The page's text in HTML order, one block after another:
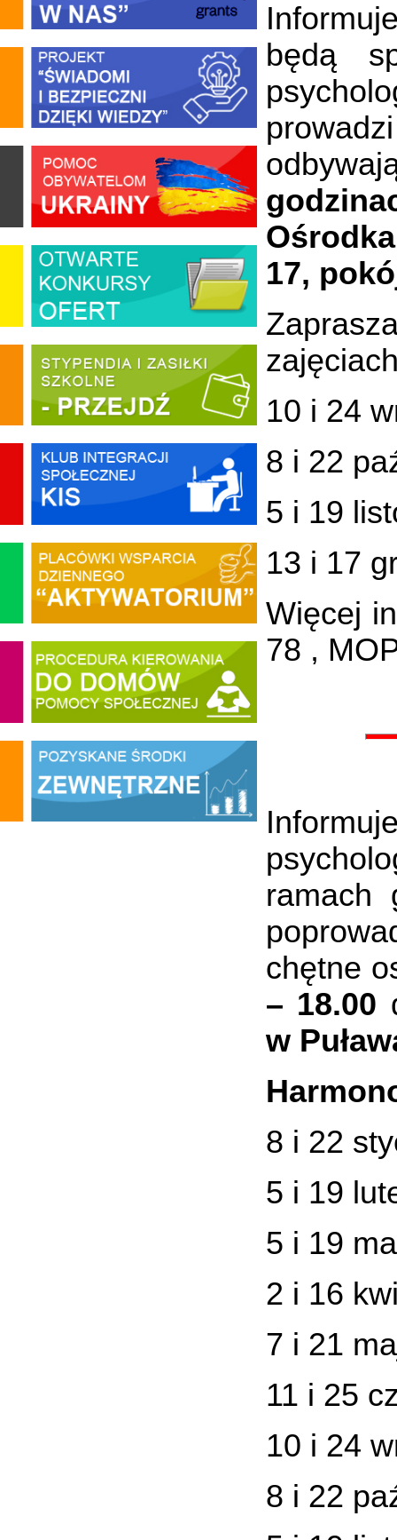
będą
17,
10 i 24
8 i 22
5 i 19
13 i 17
Więcej
78 ,
ramach
chętne
– 18.00
w
8 i 22
5 i 19
5 i 19
2 i 16
7 i 21
11 i 25
10 i 24
8 i 22